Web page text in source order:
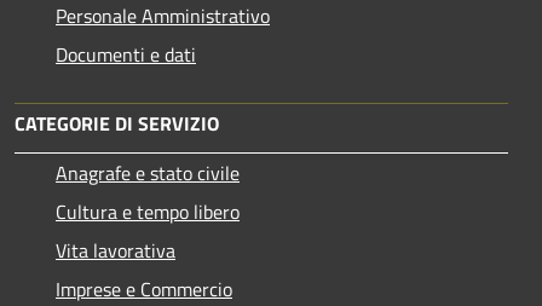
Personale Amministrativo
Documenti e dati
CATEGORIE DI SERVIZIO
Anagrafe e stato civile
Cultura e tempo libero
Vita lavorativa
Imprese e Commercio